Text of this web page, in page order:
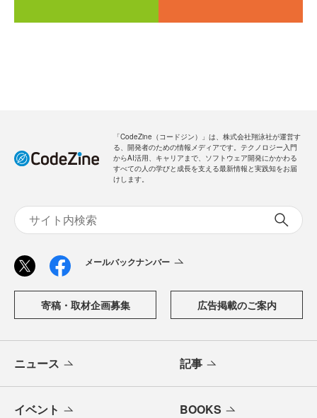
「CodeZine（コードジン）」は、株式会社翔泳社が運営す
る、開発者のための情報メディアです。テクノロジー入門
からAI活用、キャリアまで、ソフトウェア開発にかかわる
すべての人の学びと成長を支える最新情報と実践知をお届
けします。
メールバックナンバー
寄稿・取材企画募集 広告掲載のご案内
ニュース 記事
イベント BOOKS